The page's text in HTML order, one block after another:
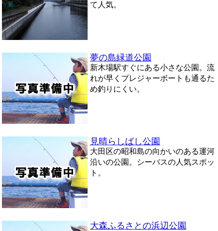
て人気。
夢の島緑道公園
新木場駅すぐにある小さな公園。流
れが早くプレジャーボートも通るた
め釣りにくい。
見晴らしばし公園
大田区の昭和島の向かいのある運河
沿いの公園。シーバスの人気スポッ
ト。
大森ふるさとの浜辺公園